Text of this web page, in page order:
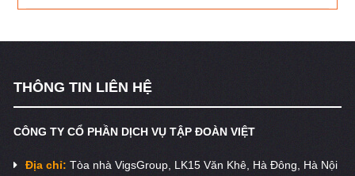
THÔNG TIN LIÊN HỆ
CÔNG TY CỔ PHẦN DỊCH VỤ TẬP ĐOÀN VIỆT
Địa chỉ:Tòa nhà VigsGroup, LK15 Văn Khê, Hà Đông, Hà Nội